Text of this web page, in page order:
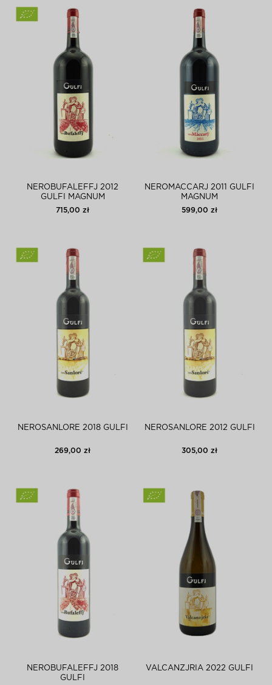
NEROBUFALEFFJ 2012
GULFI MAGNUM
715,00 zł
NEROMACCARJ 2011 GULFI
MAGNUM
599,00 zł
NEROSANLORE 2018 GULFI
269,00 zł
NEROSANLORE 2012 GULFI
305,00 zł
NEROBUFALEFFJ 2018
GULFI
VALCANZJRIA 2022 GULFI